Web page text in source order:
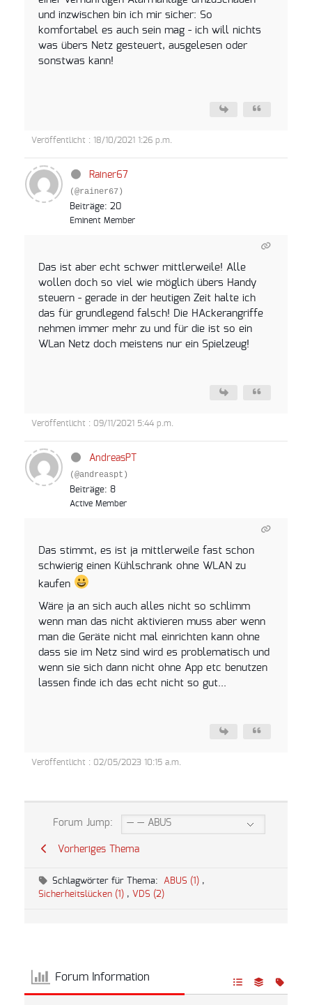
und inzwischen bin ich mir sicher: So
komfortabel es auch sein mag - ich will nichts
was übers Netz gesteuert, ausgelesen oder
sonstwas kann!
Veröffentlicht : 18/10/2021 1:26 p.m.
Rainer67
(@rainer67)
Beiträge: 20
Eminent Member
Das ist aber echt schwer mittlerweile! Alle
wollen doch so viel wie möglich übers Handy
steuern - gerade in der heutigen Zeit halte ich
das für grundlegend falsch! Die HAckerangriffe
nehmen immer mehr zu und für die ist so ein
WLan Netz doch meistens nur ein Spielzeug!
Veröffentlicht : 09/11/2021 5:44 p.m.
AndreasPT
(@andreaspt)
Beiträge: 8
Active Member
Das stimmt, es ist ja mittlerweile fast schon
schwierig einen Kühlschrank ohne WLAN zu
kaufen
Wäre ja an sich auch alles nicht so schlimm
wenn man das nicht aktivieren muss aber wenn
man die Geräte nicht mal einrichten kann ohne
dass sie im Netz sind wird es problematisch und
wenn sie sich dann nicht ohne App etc benutzen
lassen finde ich das echt nicht so gut...
Veröffentlicht : 02/05/2023 10:15 a.m.
Forum Jump:
Vorheriges Thema
Schlagwörter für Thema: ABUS (1) ,
Sicherheitslücken (1) , VDS (2)
Forum Information